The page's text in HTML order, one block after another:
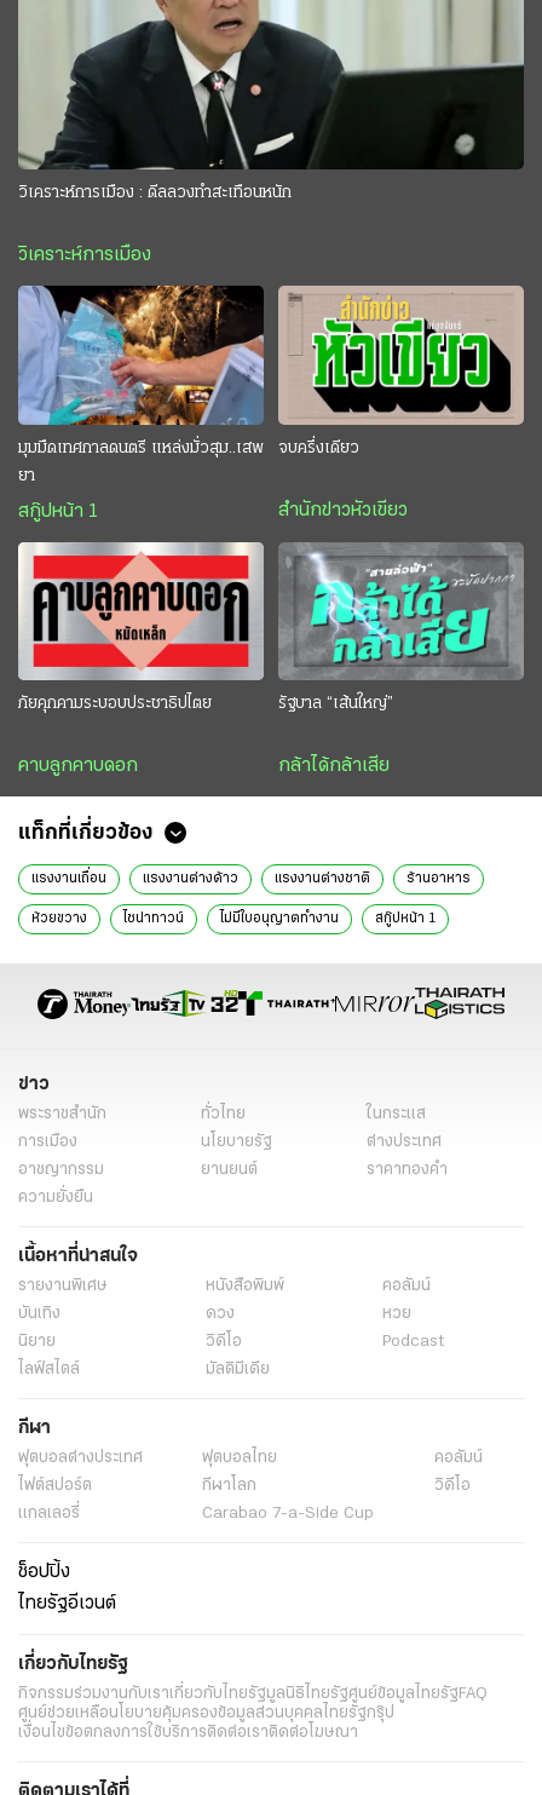
วิเคราะห์การเมือง : ดีลลวงทำสะเทือนหนัก
วิเคราะห์การเมือง
มุมมืดเทศกาลดนตรี แหล่งมั่วสุม..เสพ
ยา
สกู๊ปหน้า 1
จบครึ่งเดียว
สำนักข่าวหัวเขียว
ภัยคุกคามระบอบประชาธิปไตย
คาบลูกคาบดอก
รัฐบาล “เส้นใหญ่”
กล้าได้กล้าเสีย
แท็กที่เกี่ยวข้อง
แรงงานเถื่อน แรงงานต่างด้าว แรงงานต่างชาติ ร้านอาหาร
ห้วยขวาง ไชน่าทาวน์ ไม่มีใบอนุญาตทำงาน สกู๊ปหน้า 1
ข่าว
พระราชสำนัก ทั่วไทย
ในกระแส
การเมือง
นโยบายรัฐ
ต่างประเทศ
อาชญากรรม
ยานยนต์
ราคาทองคำ
ความยั่งยืน
เนื้อหาที่น่าสนใจ
รายงานพิเศษ หนังสือพิมพ์
คอลัมน์
บันเทิง
ดวง
หวย
นิยาย
วิดีโอ
Podcast
ไลฟ์สไตล์
มัลติมีเดีย
กีฬา
ฟุตบอลต่่างประเทศ ฟุตบอลไทย
คอลัมน์
ไฟต์สปอร์ต
กีฬาโลก
วิดีโอ
แกลเลอรี่
Carabao 7-a-Side Cup
ช็อปปิ้ง
ไทยรัฐอีเวนต์
เกี่ยวกับไทยรัฐ
กิจกรรมร่วมงานกับเราเกี่ยวกับไทยรัฐมูลนิธิไทยรัฐศูนย์ข้อมูลไทยรัฐFAQ
ศูนย์ช่วยเหลือนโยบายคุ้มครองข้อมูลส่วนบุคคลไทยรัฐกรุ๊ป
เงื่อนไขข้อตกลงการใช้บริการติดต่อเราติดต่อโฆษณา